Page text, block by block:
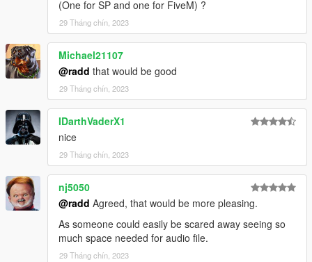
(One for SP and one for FiveM) ?
29 Tháng chín, 2023
Michael21107
@radd that would be good
29 Tháng chín, 2023
IDarthVaderX1
nice
29 Tháng chín, 2023
nj5050
@radd Agreed, that would be more pleasing.
As someone could easily be scared away seeing so
much space needed for audio file.
29 Tháng chín, 2023